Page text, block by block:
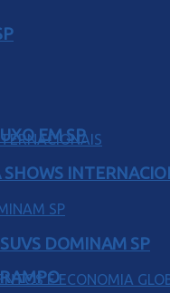
EM SP
DOMINAM SP